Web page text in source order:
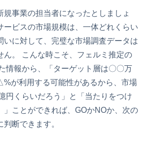
規事業の担当者になったとしましょ
ービスの市場規模は、一体どれくらい
いに対して、完璧な市場調査データは
ん。 こんな時こそ、フェルミ推定の
情報から、「ターゲット層は〇〇万
が利用する可能性があるから、市場
円くらいだろう」と「当たりをつけ
」ことができれば、GOかNOか、次の
断できます。